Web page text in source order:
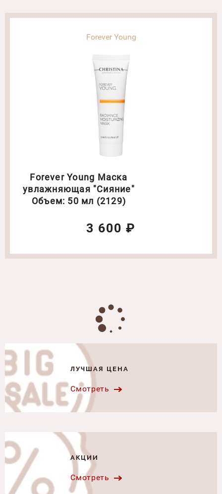
Forever Young
Forever Young Маска
увлажняющая "Сияние"
Объем: 50 мл (2129)
3 600 ₽
ЛУЧШАЯ ЦЕНА
Смотреть
АКЦИИ
Смотреть